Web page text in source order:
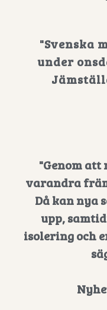
"Svenska
under
"Genom att
varandra
Då kan nya
upp,
isolering och